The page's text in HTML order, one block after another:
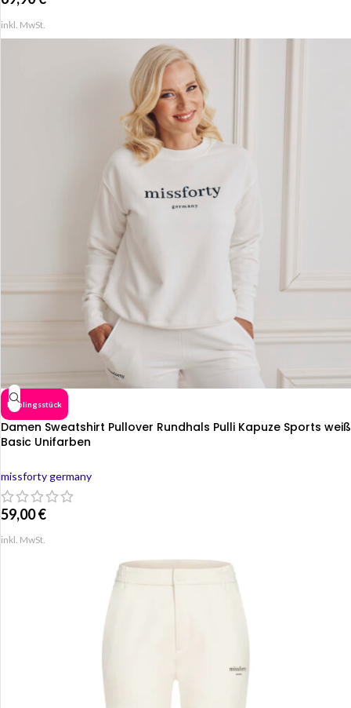
inkl. MwSt.
Lieblingsstück
Damen Sweatshirt Pullover Rundhals Pulli Kapuze Sports weiß
Basic Unifarben
missforty germany
59,00€
inkl. MwSt.